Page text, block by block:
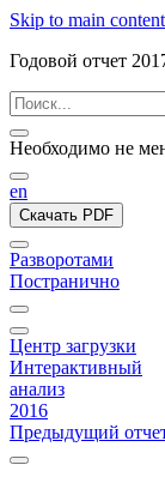
Skip to main content
Годовой отчет
Необходимо не
en
Скачать PDF
Разворотами
Постранично
Центр загрузки
Интерактивный
анализ
2016
Предыдущий